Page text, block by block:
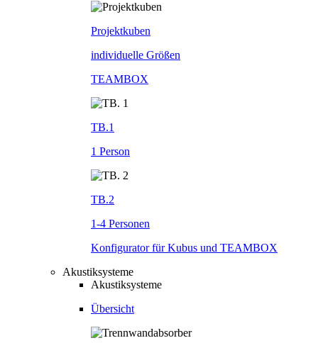
Projektkuben
individuelle Größen
TEAMBOX
TB.1
1 Person
TB.2
1-4 Personen
Konfigurator für Kubus und TEAMBOX
Akustiksysteme
Akustiksysteme
Übersicht